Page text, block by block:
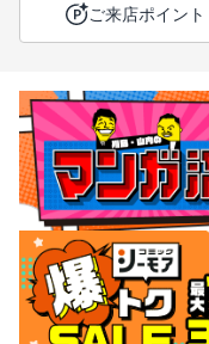
ご来店ポイント